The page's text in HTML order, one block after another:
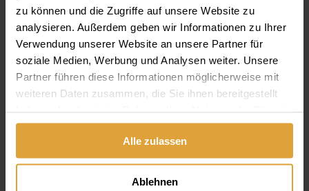
zu können und die Zugriffe auf unsere Website zu
analysieren. Außerdem geben wir Informationen zu Ihrer
Verwendung unserer Website an unsere Partner für
soziale Medien, Werbung und Analysen weiter. Unsere
Partner führen diese Informationen möglicherweise mit
weiteren Daten zusammen, die Sie ihnen bereitgestellt
haben oder die sie im Rahmen Ihrer Nutzung der Dienste
gesammelt haben.
Alle zulassen
Ablehnen
Wi machen wir robax bitte
gib mir ain weg bitte
Zahnlungsmöglichkeiten
Ich möchte ein foto von einer
totalprothese am oberkiefer